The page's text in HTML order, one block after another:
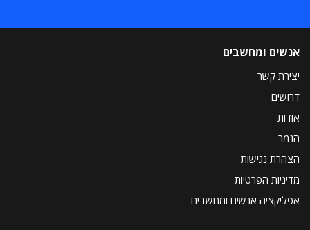
אנשים ומחשבים
יצירת קשר
דרושים
אודות
הנמר
הצהרת נגישות
מדיניות הפרטיות
אפליקציה אנשים ומחשבים